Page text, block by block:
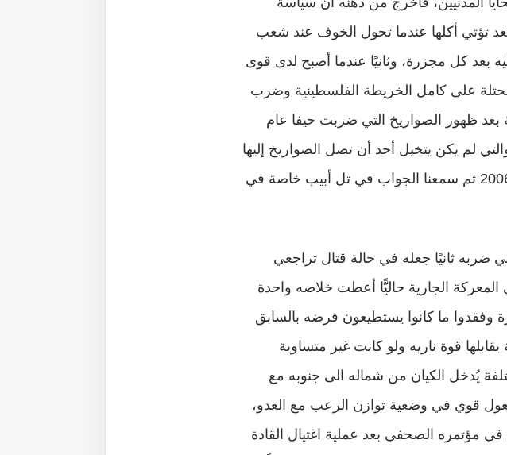
تعد تؤتي أكلها عندما تحول الخوف عند شعب
بعد كل مجزرة، وثانيًا عندما أصبح لدى قوى
على كامل الخريطة الفلسطينية وضرب
بعد ظهور الصواريخ التي ضربت حيفا عام
لم يكن يتخيل أحد أن تصل الصواريخ إليها
أو يجرؤ أحد على قصفها، فحيفا كانت أول باب خلع عام 2006 ثم سمعنا الجواب في تل أبيب خاصة في
في ضربه ثانيًا جعله في حالة قتال تراجعي
الجارية حاليًّا أعطت خلاصه واحدة
وفقدوا ما كانوا يستطيعون فرضه بالسابق
يقابلها قوة ناريه ولو كانت غير متساوية
يُدخل الكيان من شماله الى جنوبه مع
قوي في وضعية توازن الرعب مع العدو،
مؤتمره الصحفي بعد عملية اغتيال القادة